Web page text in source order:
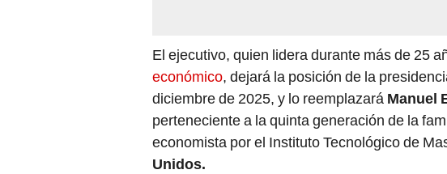
El ejecutivo, quien lidera durante más de 25
económico, dejará la posición de la
diciembre de 2025, y lo reemplazará Manuel
perteneciente a la quinta generación de la
economista por el Instituto Tecnológico de
Unidos.